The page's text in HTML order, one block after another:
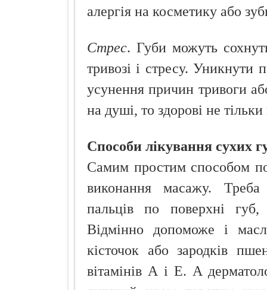
алергія на косметику або
Стрес. Губи можуть
тривозі і стресу. Уникнути
усунення причин тривоги
на душі, то здорові не
Способи лікування сухих
Самим простим способом
виконання масажу. Треба
пальців по поверхні
Відмінно допоможе і
кісточок або зародків
вітамінів А і Е. А